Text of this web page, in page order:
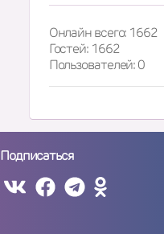
Онлайн всего: 1662
Гостей: 1662
Пользователей: 0
Подписаться